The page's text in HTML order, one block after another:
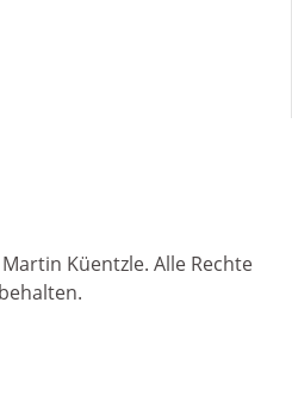
Küentzle. Alle Rechte